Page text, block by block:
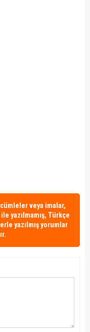
veya imalar,
yazılmamış, Türkçe
yazılmış yorumlar